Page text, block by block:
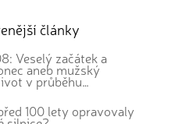
články
Veselý začátek a
aneb mužský
v průběhu…
100 lety opravovaly